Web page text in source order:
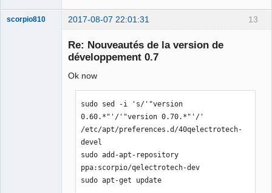
13
scorpio810 2017-08-07 22:01:31
Re: Nouveautés de la version de
développement 0.7
Ok now
sudo sed -i 's/'"version
0.60.*"'/'"version 0.70.*"'/'
/etc/apt/preferences.d/40qelectrotech-
devel
sudo add-apt-repository
ppa:scorpio/qelectrotech-dev
sudo apt-get update